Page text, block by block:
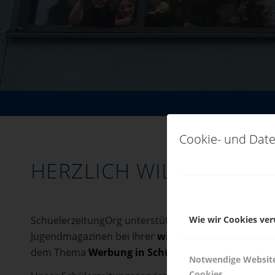
Cookie- und
Wie wir Cookies
Notwendige
HERZLICH
SchuelerzeitungOrg unterstützt die jungen
Jugendmagazinen bei Ihrer wichtigen und
dem Thema Werbung in Schülerzeitungen
und